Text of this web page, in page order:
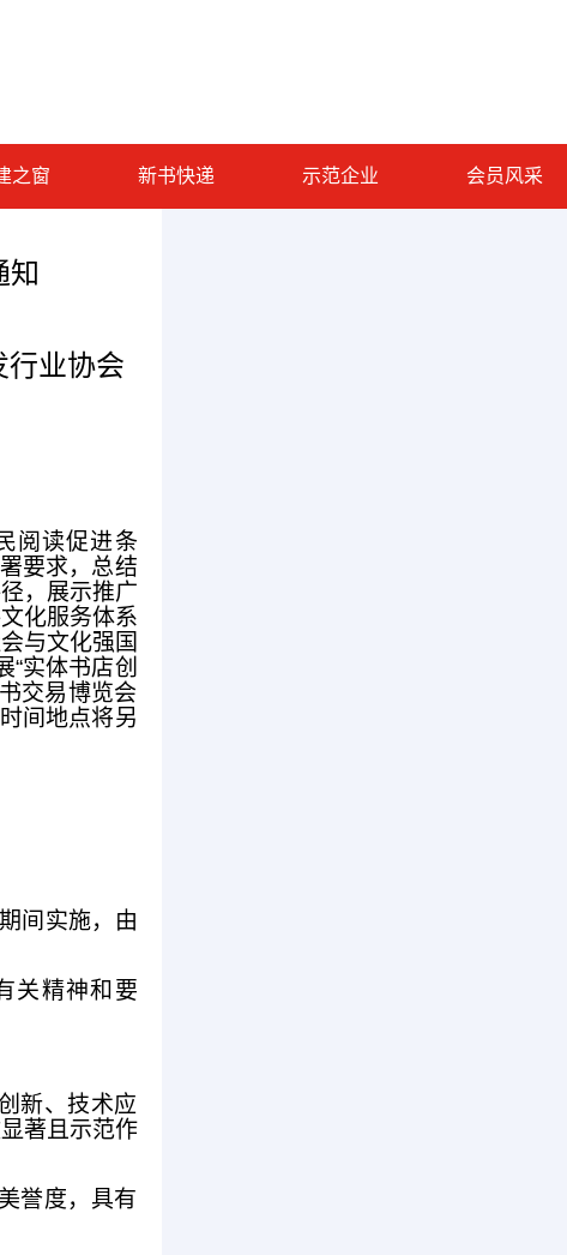
之窗 新书快递 示范企业 会员风采
知
业协会
阅读促进条
要求，总结
，展示推广
化服务体系
与文化强国
“实体书店创
交易博览会
间地点将另
间实施，由
关精神和要
新、技术应
著且示范作
誉度，具有